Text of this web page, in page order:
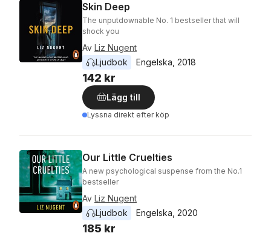
Skin Deep
The unputdownable No. 1 bestseller that will
shock you
Av Liz Nugent
Ljudbok
Engelska, 2018
142 kr
Lägg till
Lyssna direkt efter köp
Our Little Cruelties
A new psychological suspense from the No.1
bestseller
Av Liz Nugent
Ljudbok
Engelska, 2020
185 kr